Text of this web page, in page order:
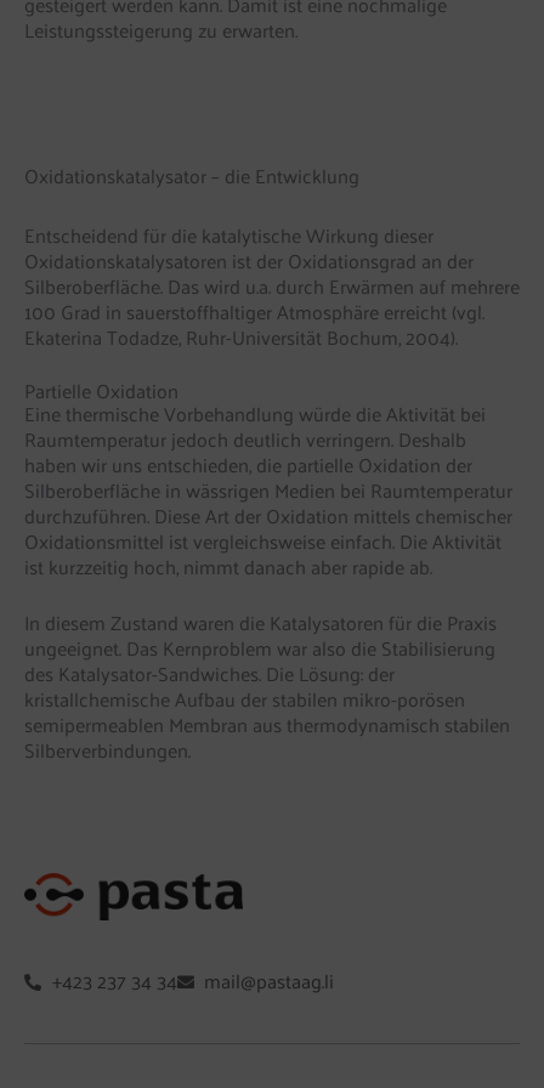
Leistungssteigerung zu erwarten.
Oxidationskatalysator – die Entwicklung
Entscheidend für die katalytische Wirkung dieser
Oxidationskatalysatoren ist der Oxidationsgrad an der
Silberoberfläche. Das wird u.a. durch Erwärmen auf mehrere
100 Grad in sauerstoffhaltiger Atmosphäre erreicht (vgl.
Ekaterina Todadze, Ruhr-Universität Bochum, 2004).
Partielle Oxidation
Eine thermische Vorbehandlung würde die Aktivität bei
Raumtemperatur jedoch deutlich verringern. Deshalb
haben wir uns entschieden, die partielle Oxidation der
Silberoberfläche in wässrigen Medien bei Raumtemperatur
durchzuführen. Diese Art der Oxidation mittels chemischer
Oxidationsmittel ist vergleichsweise einfach. Die Aktivität
ist kurzzeitig hoch, nimmt danach aber rapide ab.
In diesem Zustand waren die Katalysatoren für die Praxis
ungeeignet. Das Kernproblem war also die Stabilisierung
des Katalysator-Sandwiches. Die Lösung: der
kristallchemische Aufbau der stabilen mikro-porösen
semipermeablen Membran aus thermodynamisch stabilen
Silberverbindungen.
+423 237 34 34 mail@pastaag.li